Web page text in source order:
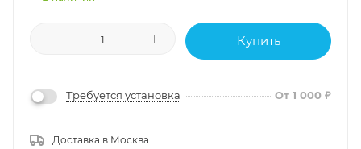
Купить
Требуется установка От 1 000 ₽
Доставка в Москва